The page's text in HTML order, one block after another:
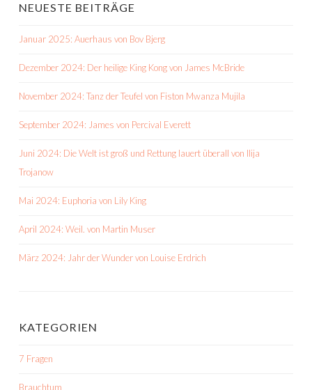
NEUESTE BEITRÄGE
Januar 2025: Auerhaus von Bov Bjerg
Dezember 2024: Der heilige King Kong von James McBride
November 2024: Tanz der Teufel von Fiston Mwanza Mujila
September 2024: James von Percival Everett
Juni 2024: Die Welt ist groß und Rettung lauert überall von Ilija
Trojanow
Mai 2024: Euphoria von Lily King
April 2024: Weil. von Martin Muser
März 2024: Jahr der Wunder von Louise Erdrich
KATEGORIEN
7 Fragen
Brauchtum